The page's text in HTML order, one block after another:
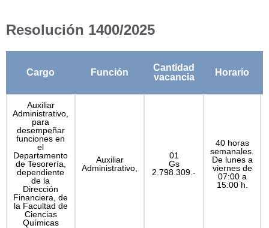
Resolución 1400/2025
Cargo Función
Cantidad
vacancia
Horario
Auxiliar
Administrativo,
para
desempeñar
funciones en
el
Departamento
de Tesorería,
dependiente
de la
Dirección
Financiera, de
la Facultad de
Ciencias
Químicas
Auxiliar
Administrativo,
01
Gs
2.798.309.-
40 horas
semanales.
De lunes a
viernes de
07:00 a
15:00 h.